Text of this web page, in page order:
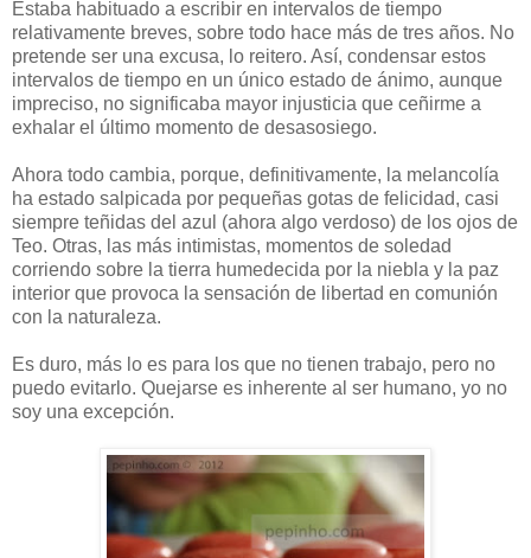
Estaba habituado a escribir en intervalos de tiempo
relativamente breves, sobre todo hace más de tres años. No
pretende ser una excusa, lo reitero. Así, condensar estos
intervalos de tiempo en un único estado de ánimo, aunque
impreciso, no significaba mayor injusticia que ceñirme a
exhalar el último momento de desasosiego.
Ahora todo cambia, porque, definitivamente, la melancolía
ha estado salpicada por pequeñas gotas de felicidad, casi
siempre teñidas del azul (ahora algo verdoso) de los ojos de
Teo. Otras, las más intimistas, momentos de soledad
corriendo sobre la tierra humedecida por la niebla y la paz
interior que provoca la sensación de libertad en comunión
con la naturaleza.
Es duro, más lo es para los que no tienen trabajo, pero no
puedo evitarlo. Quejarse es inherente al ser humano, yo no
soy una excepción.